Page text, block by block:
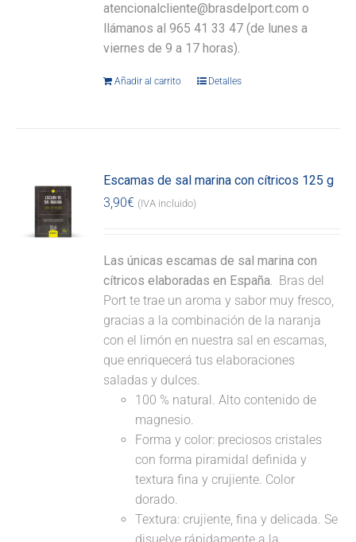
atencionalcliente@brasdelport.com o
llámanos al 965 41 33 47 (de lunes a
viernes de 9 a 17 horas).
Añadir al carrito Detalles
Escamas de sal marina con cítricos 125 g
3,90€ (IVA incluido)
Las únicas escamas de sal marina con
cítricos elaboradas en España. Bras del
Port te trae un aroma y sabor muy fresco,
gracias a la combinación de la naranja
con el limón en nuestra sal en escamas,
que enriquecerá tus elaboraciones
saladas y dulces.
100 % natural. Alto contenido de
magnesio.
Forma y color: preciosos cristales
con forma piramidal definida y
textura fina y crujiente. Color
dorado.
Textura: crujiente, fina y delicada. Se